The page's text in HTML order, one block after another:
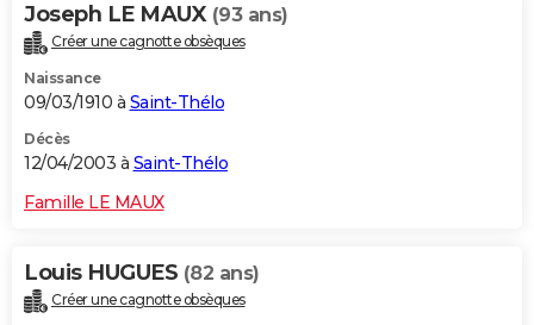
Joseph LE MAUX (93 ans)
Créer une cagnotte obsèques
Naissance
09/03/1910 à Saint-Thélo
Décès
12/04/2003 à Saint-Thélo
Famille LE MAUX
Louis HUGUES (82 ans)
Créer une cagnotte obsèques